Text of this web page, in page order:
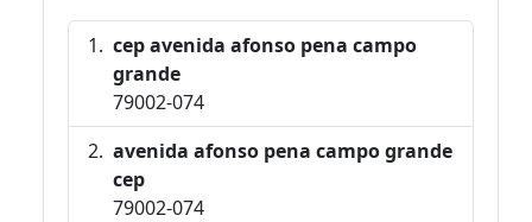
cep avenida afonso pena campo
grande
79002-074
avenida afonso pena campo grande
cep
79002-074